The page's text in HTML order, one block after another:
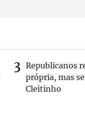
Republicanos
própria, mas
Cleitinho